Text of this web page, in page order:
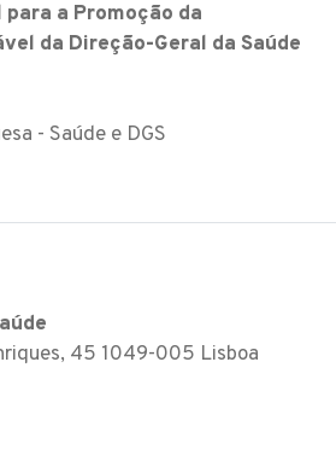
a Promoção da
da Direção-Geral da Saúde
45 1049-005 Lisboa